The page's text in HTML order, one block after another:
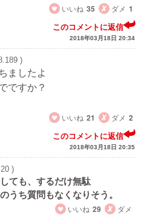
いいね 35 ダメ 1
このコメントに返信
2018年03月18日 20:34
)
ましたよ
ですか？
いいね 21 ダメ 2
このコメントに返信
2018年03月18日 20:35
)
ても、するだけ無駄
うち質問もなくなりそう。
いいね 29 ダメ